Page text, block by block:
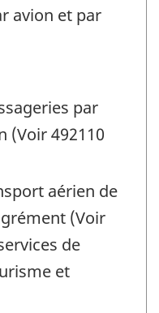
avion et par
par
(Voir 492110
aérien de
(Voir
de
et